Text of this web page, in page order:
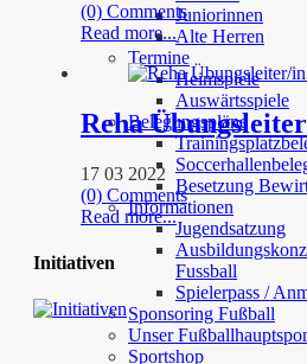
Juniorinnen
Alte Herren
Termine
Heimspiele
Auswärtsspiele
Belegungspläne
Besetzung
Informationen
Jugendsatzung
Fussball
Spielerpass /
Sponsoring Fußball
Unser
Sportshop
(0) Comments
Read more...
Reha
17 03 2022
(0) Comments
Read more...
Initiativen